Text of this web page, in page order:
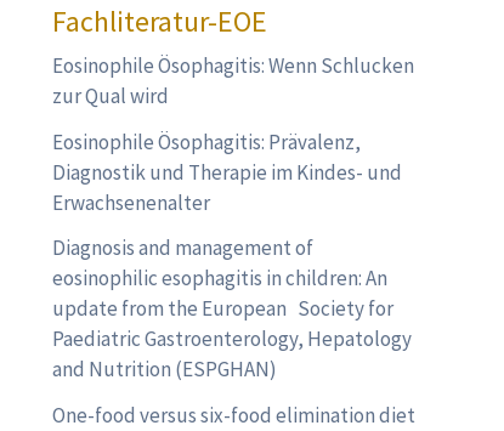
Fachliteratur-EOE
Eosinophile Ösophagitis: Wenn Schlucken
zur Qual wird
Eosinophile Ösophagitis: Prävalenz,
Diagnostik und Therapie im Kindes- und
Erwachsenenalter
Diagnosis and management of
eosinophilic esophagitis in children: An
update from the European Society for
Paediatric Gastroenterology, Hepatology
and Nutrition (ESPGHAN)
One-food versus six-food elimination diet